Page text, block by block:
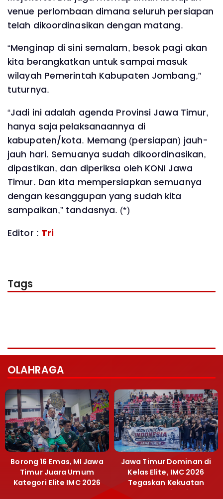
venue perlombaan dimana seluruh persiapan
telah dikoordinasikan dengan matang.
“Menginap di sini semalam, besok pagi akan
kita berangkatkan untuk sampai masuk
wilayah Pemerintah Kabupaten Jombang,”
tuturnya.
“Jadi ini adalah agenda Provinsi Jawa Timur,
hanya saja pelaksanaannya di
kabupaten/kota. Memang (persiapan) jauh-
jauh hari. Semuanya sudah dikoordinasikan,
dipastikan, dan diperiksa oleh KONI Jawa
Timur. Dan kita mempersiapkan semuanya
dengan kesanggupan yang sudah kita
sampaikan,” tandasnya. (*)
Editor : Tri
Tags
OLAHRAGA
Borong 16 Emas, MI Jawa
Timur Juara Umum
Kategori Elite IMC 2026
Jawa Timur Dominan di
Kelas Elite, IMC 2026
Tegaskan Kekuatan
Muaythai Jatim